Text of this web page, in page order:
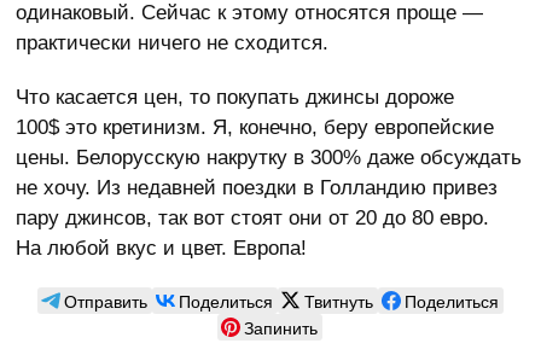
одинаковый. Сейчас к этому относятся проще —
практически ничего не сходится.
Что касается цен, то покупать джинсы дороже
100$ это кретинизм. Я, конечно, беру европейские
цены. Белорусскую накрутку в 300% даже обсуждать
не хочу. Из недавней поездки в Голландию привез
пару джинсов, так вот стоят они от 20 до 80 евро.
На любой вкус и цвет. Европа!
Отправить Поделиться Твитнуть
Поделиться
Запинить